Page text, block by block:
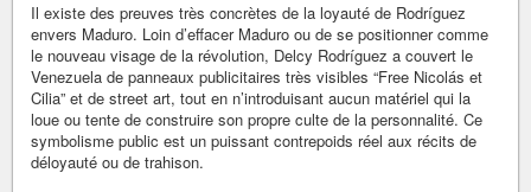
Il existe des preuves très concrètes de la loyauté de Rodríguez
envers Maduro. Loin d’effacer Maduro ou de se positionner comme
le nouveau visage de la révolution, Delcy Rodríguez a couvert le
Venezuela de panneaux publicitaires très visibles “Free Nicolás et
Cilia” et de street art, tout en n’introduisant aucun matériel qui la
loue ou tente de construire son propre culte de la personnalité. Ce
symbolisme public est un puissant contrepoids réel aux récits de
déloyauté ou de trahison.